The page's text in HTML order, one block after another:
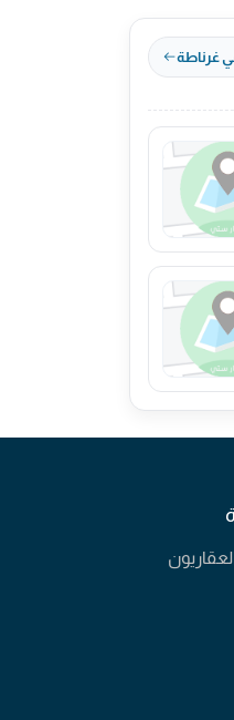
غرناطة